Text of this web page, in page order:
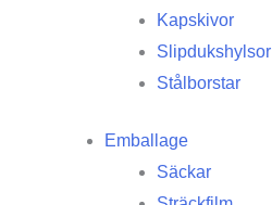
Kapskivor
Slipdukshylsor
Stålborstar
Emballage
Säckar